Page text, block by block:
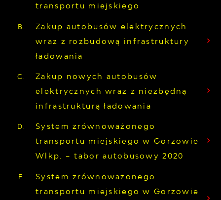
transportu miejskiego
Zakup autobusów elektrycznych
wraz z rozbudową infrastruktury
ładowania
Zakup nowych autobusów
elektrycznych wraz z niezbędną
infrastrukturą ładowania
System zrównoważonego
transportu miejskiego w Gorzowie
Wlkp. – tabor autobusowy 2020
System zrównoważonego
transportu miejskiego w Gorzowie